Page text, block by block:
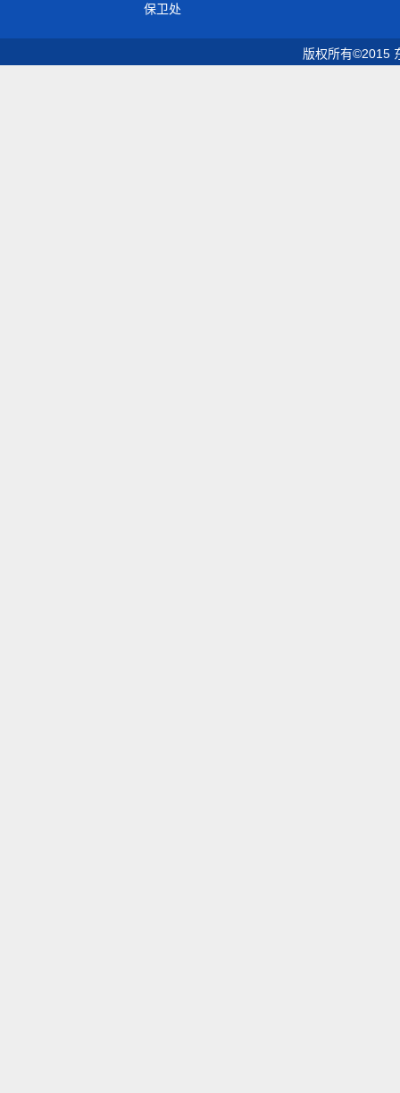
保卫处
版权所有©2015